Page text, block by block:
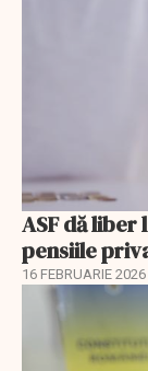
ASF dă
pensiile
16 FEBRUARIE 2026